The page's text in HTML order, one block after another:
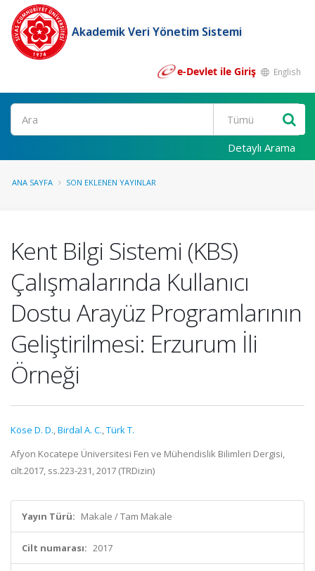
Akademik Veri Yönetim Sistemi
e-Devlet ile Giriş English
Ara
Detaylı Arama
ANA SAYFA SON EKLENEN YAYINLAR
Kent Bilgi Sistemi (KBS)
Çalışmalarında Kullanıcı
Dostu Arayüz Programlarının
Geliştirilmesi: Erzurum İli
Örneği
Köse D. D.,Birdal A. C.,Türk T.
Afyon Kocatepe Üniversitesi Fen ve Mühendislik Bilimleri Dergisi,
cilt.2017, ss.223-231, 2017 (TRDizin)
Yayın Türü: Makale / Tam Makale
Cilt numarası: 2017